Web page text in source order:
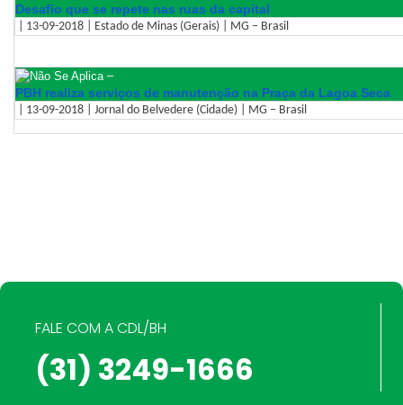
Desafio que se repete nas ruas da capital
| 13-09-2018 | Estado de Minas (Gerais) | MG – Brasil
–
PBH realiza serviços de manutenção na Praça da Lagoa Seca
| 13-09-2018 | Jornal do Belvedere (Cidade) | MG – Brasil
FALE COM A CDL/BH
(31) 3249-1666